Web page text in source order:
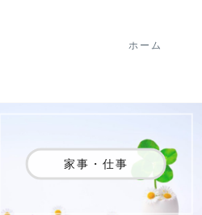
ホーム
家事・仕事